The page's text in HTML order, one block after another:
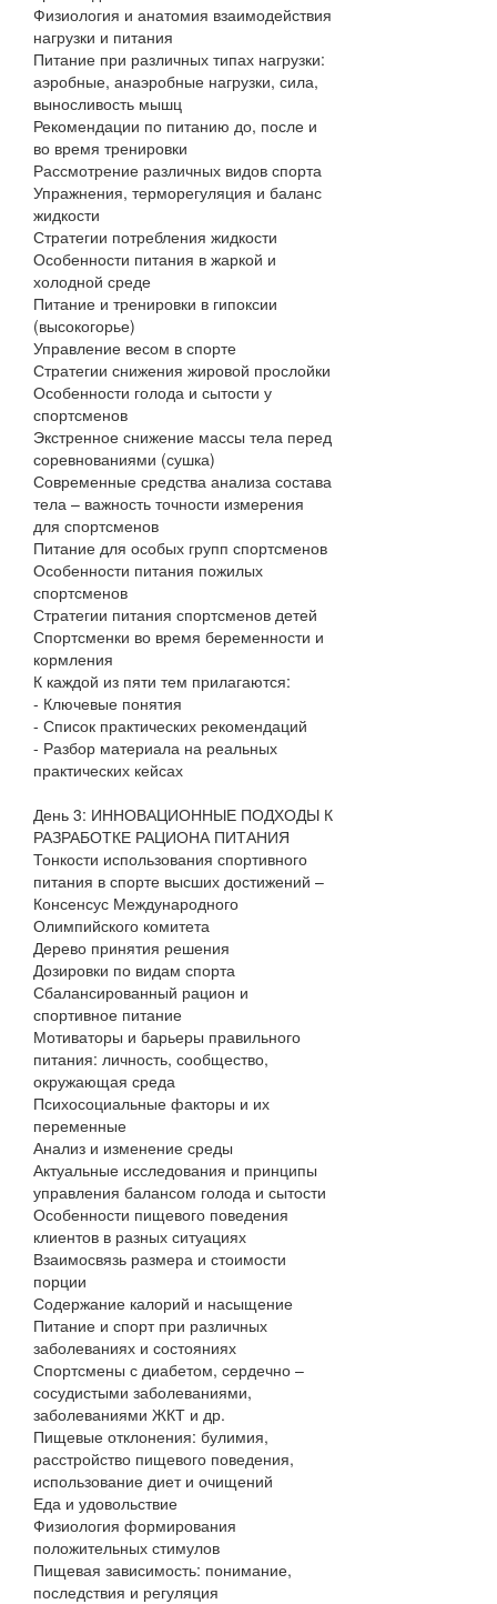
Физиология и анатомия взаимодействия
нагрузки и питания
Питание при различных типах нагрузки:
аэробные, анаэробные нагрузки, сила,
выносливость мышц
Рекомендации по питанию до, после и
во время тренировки
Рассмотрение различных видов спорта
Упражнения, терморегуляция и баланс
жидкости
Стратегии потребления жидкости
Особенности питания в жаркой и
холодной среде
Питание и тренировки в гипоксии
(высокогорье)
Управление весом в спорте
Стратегии снижения жировой прослойки
Особенности голода и сытости у
спортсменов
Экстренное снижение массы тела перед
соревнованиями (сушка)
Современные средства анализа состава
тела – важность точности измерения
для спортсменов
Питание для особых групп спортсменов
Особенности питания пожилых
спортсменов
Стратегии питания спортсменов детей
Спортсменки во время беременности и
кормления
К каждой из пяти тем прилагаются:
- Ключевые понятия
- Список практических рекомендаций
- Разбор материала на реальных
практических кейсах
День 3: ИННОВАЦИОННЫЕ ПОДХОДЫ К
РАЗРАБОТКЕ РАЦИОНА ПИТАНИЯ
Тонкости использования спортивного
питания в спорте высших достижений –
Консенсус Международного
Олимпийского комитета
Дерево принятия решения
Дозировки по видам спорта
Сбалансированный рацион и
спортивное питание
Мотиваторы и барьеры правильного
питания: личность, сообщество,
окружающая среда
Психосоциальные факторы и их
переменные
Анализ и изменение среды
Актуальные исследования и принципы
управления балансом голода и сытости
Особенности пищевого поведения
клиентов в разных ситуациях
Взаимосвязь размера и стоимости
порции
Содержание калорий и насыщение
Питание и спорт при различных
заболеваниях и состояниях
Спортсмены с диабетом, сердечно –
сосудистыми заболеваниями,
заболеваниями ЖКТ и др.
Пищевые отклонения: булимия,
расстройство пищевого поведения,
использование диет и очищений
Еда и удовольствие
Физиология формирования
положительных стимулов
Пищевая зависимость: понимание,
последствия и регуляция